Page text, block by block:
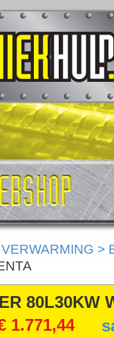
VERWARMING >
80L30KW
1.771,44